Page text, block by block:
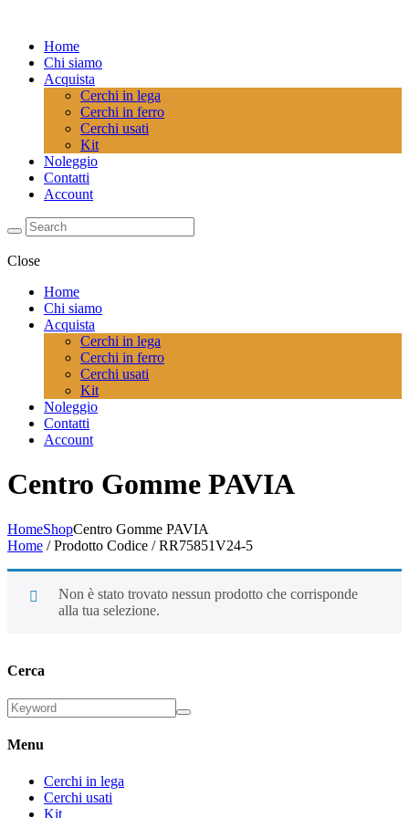
Home
Chi siamo
Acquista
Cerchi in lega
Cerchi in ferro
Cerchi usati
Kit
Noleggio
Contatti
Account
Close
Home
Chi siamo
Acquista
Cerchi in lega
Cerchi in ferro
Cerchi usati
Kit
Noleggio
Contatti
Account
Centro Gomme PAVIA
HomeShopCentro Gomme PAVIA
Home / Prodotto Codice / RR75851V24-5
Non è stato trovato nessun prodotto che corrisponde
alla tua selezione.
Cerca
Menu
Cerchi in lega
Cerchi usati
Kit